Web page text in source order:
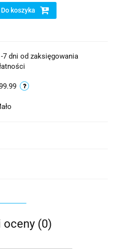
Do koszyka
-7 dni od zaksięgowania
oceny (0)